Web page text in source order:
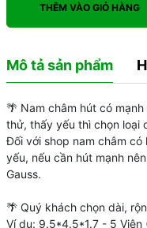
THÊM VÀO GIỎ HÀNG
Mô tả sản phẩm
🌴 Nam châm hút có
thử, thấy yếu thì chọn loại
Đối với shop nam châm
yếu, nếu cần hút mạnh
Gauss.
🌴 Quý khách chọn dài,
Ví dụ: 9.5*4.5*1.7 - 5 Viên